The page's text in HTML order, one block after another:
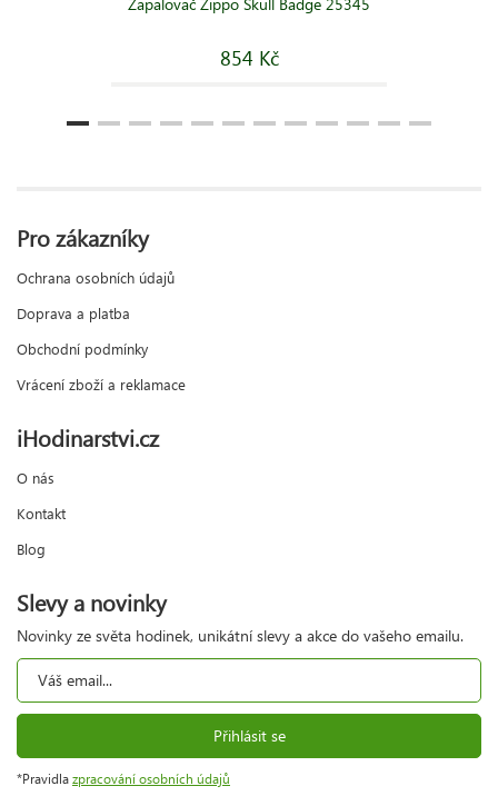
854 Kč
Pro zákazníky
Ochrana osobních údajů
Doprava a platba
Obchodní podmínky
Vrácení zboží a reklamace
iHodinarstvi.cz
O nás
Kontakt
Blog
Slevy a novinky
Novinky ze světa hodinek, unikátní slevy a akce do vašeho emailu.
Přihlásit se
*Pravidla zpracování osobních údajů